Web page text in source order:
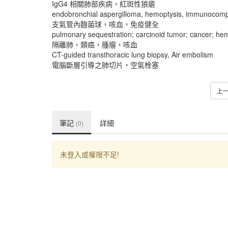
IgG4 相關肺部疾病，紅斑性狼瘡
endobronchial aspergilloma, hemoptysis,
支氣管內麴菌球，咳血，免疫健全
pulmonary sequestration; carcinoid tumor; cancer;
隔離肺，類癌，腫瘤，咳血
CT-guided transthoracic lung biopsy, Air embolism
電腦斷層引導之肺切片，空氣栓塞
上
筆記 (0) 詳細
未登入或權限不足!